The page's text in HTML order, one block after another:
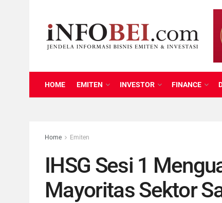
HOME EMITEN INVESTOR FINANCE
Home Emiten
IHSG Sesi 1
Mayoritas Sektor